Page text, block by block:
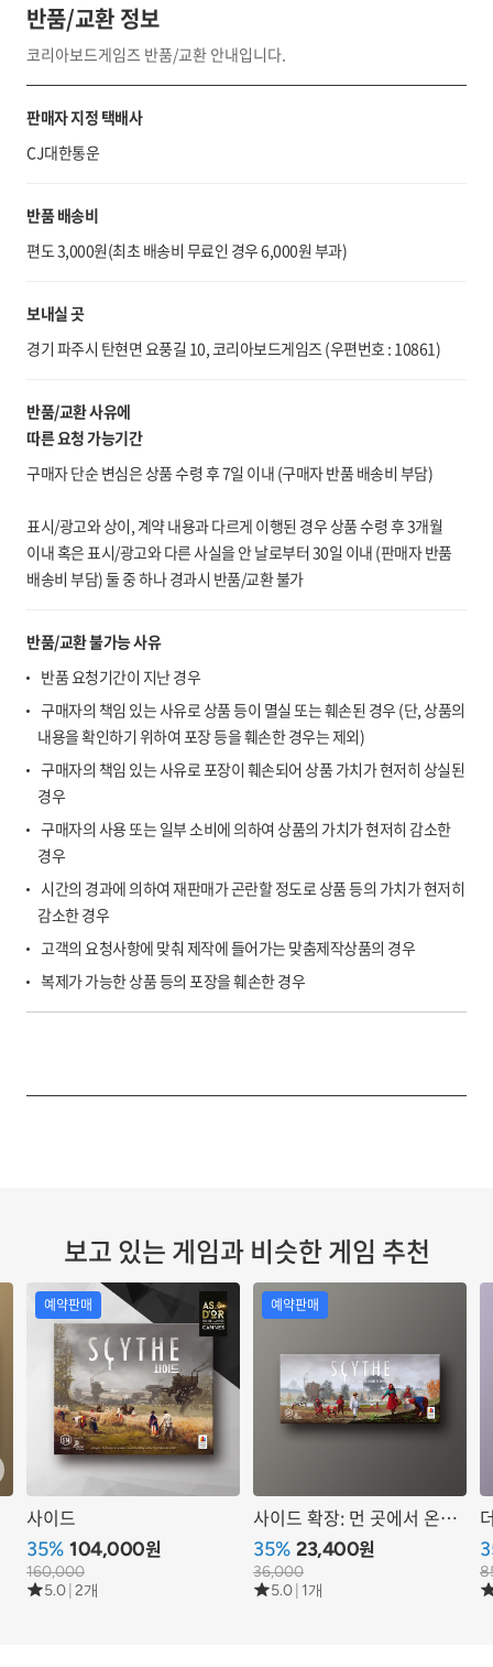
반품/교환 정보
코리아보드게임즈 반품/교환 안내입니다.
판매자 지정 택배사
CJ대한통운
반품 배송비
편도 3,000원(최초 배송비 무료인 경우 6,000원 부과)
보내실 곳
경기 파주시 탄현면 요풍길 10, 코리아보드게임즈 (우편번호 : 10861)
반품/교환 사유에
따른 요청 가능기간
구매자 단순 변심은 상품 수령 후 7일 이내 (구매자 반품 배송비 부담)
표시/광고와 상이, 계약 내용과 다르게 이행된 경우 상품 수령 후 3개월
이내 혹은 표시/광고와 다른 사실을 안 날로부터 30일 이내 (판매자 반품
배송비 부담) 둘 중 하나 경과시 반품/교환 불가
반품/교환 불가능 사유
반품 요청기간이 지난 경우
구매자의 책임 있는 사유로 상품 등이 멸실 또는 훼손된 경우 (단, 상품의
내용을 확인하기 위하여 포장 등을 훼손한 경우는 제외)
구매자의 책임 있는 사유로 포장이 훼손되어 상품 가치가 현저히 상실된
경우
구매자의 사용 또는 일부 소비에 의하여 상품의 가치가 현저히 감소한
경우
시간의 경과에 의하여 재판매가 곤란할 정도로 상품 등의 가치가 현저히
감소한 경우
고객의 요청사항에 맞춰 제작에 들어가는 맞춤제작상품의 경우
복제가 가능한 상품 등의 포장을 훼손한 경우
보고 있는 게임과 비슷한 게임 추천
예약판매
사이드
35% 104,000원
160,000
5.0 2개
예약판매
사이드 확장: 먼 곳에서 온
침략자들
35% 23,400원
36,000
5.0 1개